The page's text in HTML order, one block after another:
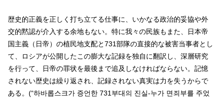
歴史的正義を正しく打ち立てる仕事に、いかなる政治的妥協や外
交的黙認が介入する余地もない。特に我々の民族もまた、日本帝
国主義（日帝）の植民地支配と731部隊の直接的な被害当事者とし
て、ロシアが公開したこの膨大な記録を独自に翻訳し、深層研究
を行って、日帝の罪状を最後まで追及しなければならない。記憶
されない歴史は繰り返され、記録されない真実は力を失うからで
ある。(“하바롭스크가 증언한 731부대의 진실-누가 면죄부를 주었